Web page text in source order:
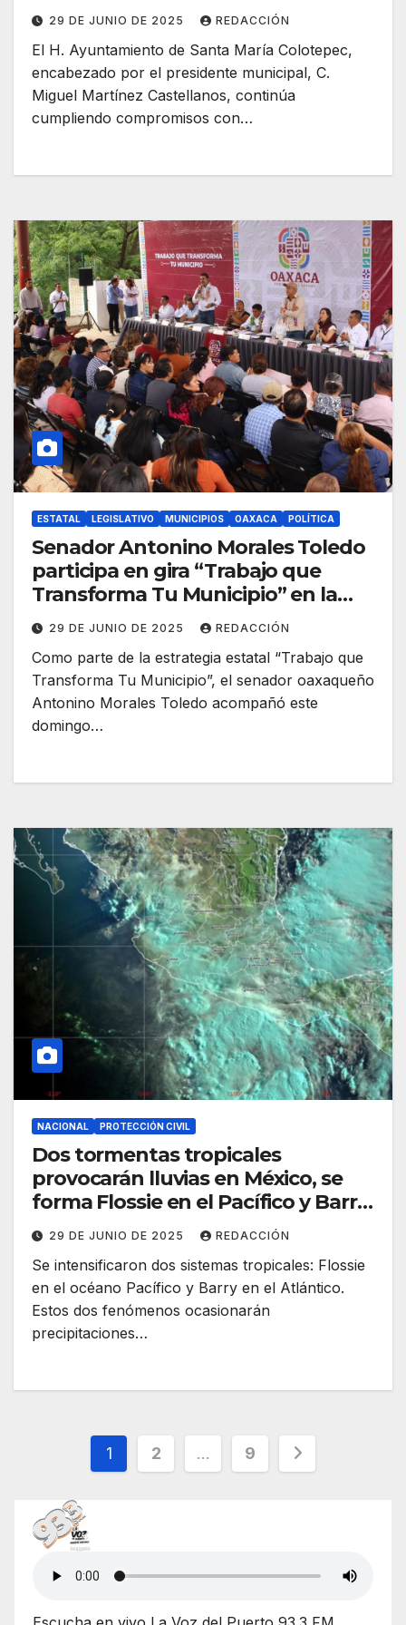
29 DE JUNIO DE 2025 REDACCIÓN
El H. Ayuntamiento de Santa María Colotepec,
encabezado por el presidente municipal, C.
Miguel Martínez Castellanos, continúa
cumpliendo compromisos con…
ESTATAL LEGISLATIVO MUNICIPIOS OAXACA POLÍTICA
Senador Antonino Morales Toledo
participa en gira “Trabajo que
Transforma Tu Municipio” en la
ciudad de Oaxaca
29 DE JUNIO DE 2025 REDACCIÓN
Como parte de la estrategia estatal “Trabajo que
Transforma Tu Municipio”, el senador oaxaqueño
Antonino Morales Toledo acompañó este
domingo…
NACIONAL PROTECCIÓN CIVIL
Dos tormentas tropicales
provocarán lluvias en México, se
forma Flossie en el Pacífico y Barry
en el Atlántico
29 DE JUNIO DE 2025 REDACCIÓN
Se intensificaron dos sistemas tropicales: Flossie
en el océano Pacífico y Barry en el Atlántico.
Estos dos fenómenos ocasionarán
precipitaciones…
Paginación
entradas
1 2 … 9